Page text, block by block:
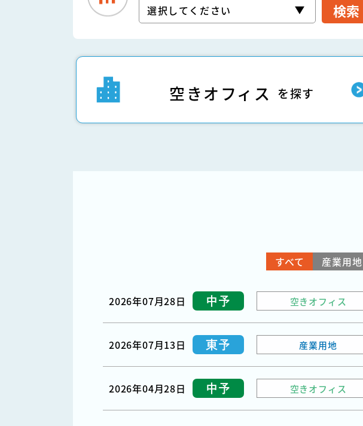
検索
空きオフィス を探す
すべて
産業用地
2026年07月28日 中予 空きオフィス
2026年07月13日 東予 産業用地
2026年04月28日 中予 空きオフィス